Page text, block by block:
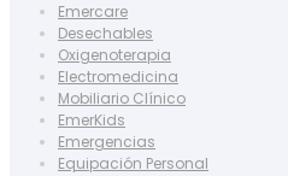
Emercare
Desechables
Oxigenoterapia
Electromedicina
Mobiliario Clínico
EmerKids
Emergencias
Equipación Personal